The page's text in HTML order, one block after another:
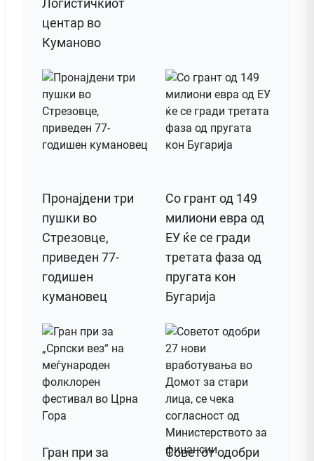
Логистичкиот
центар во
Куманово
Пронајдени три
пушки во
Стрезовце,
приведен 77-
годишен
кумановец
Со грант од 149
милиони евра од
ЕУ ќе се гради
третата фаза од
пругата кон
Бугарија
Гран при за
Советот одобри